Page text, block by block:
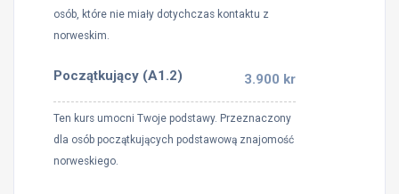
osób, które nie miały dotychczas kontaktu z
norweskim.
Początkujący (A1.2) 3.900 kr
Ten kurs umocni Twoje podstawy. Przeznaczony
dla osób początkujących podstawową znajomość
norweskiego.